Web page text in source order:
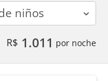
R$ 1.011 por noche